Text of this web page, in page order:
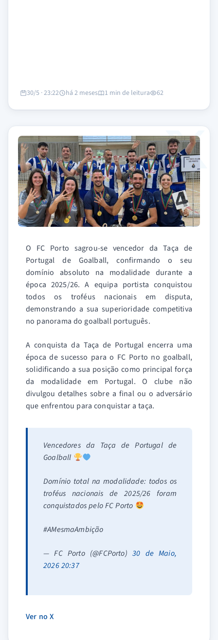
30/5 · 23:22 há 2 meses 1 min de leitura 62
O FC Porto sagrou-se vencedor da Taça de
Portugal de Goalball, confirmando o seu
domínio absoluto na modalidade durante a
época 2025/26. A equipa portista conquistou
todos os troféus nacionais em disputa,
demonstrando a sua superioridade competitiva
no panorama do goalball português.
A conquista da Taça de Portugal encerra uma
época de sucesso para o FC Porto no goalball,
solidificando a sua posição como principal força
da modalidade em Portugal. O clube não
divulgou detalhes sobre a final ou o adversário
que enfrentou para conquistar a taça.
Vencedores da Taça de Portugal de
Goalball
Domínio total na modalidade: todos os
troféus nacionais de 2025/26 foram
conquistados pelo FC Porto
#AMesmaAmbição
— FC Porto (@FCPorto) 30 de Maio,
2026 20:37
Ver no X